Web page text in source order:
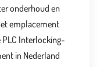
onderhoud en
emplacement
Interlocking-
in Nederland